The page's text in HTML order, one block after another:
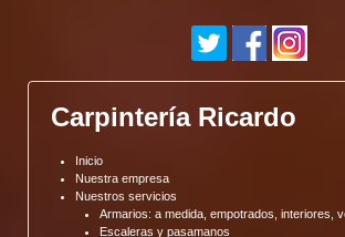
Carpintería Ricardo
Inicio
Nuestra empresa
Nuestros servicios
Armarios: a medida, empotrados, interiores,
Escaleras y pasamanos